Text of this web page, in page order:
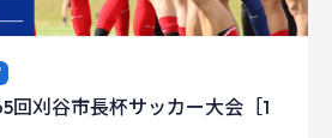
回刈谷市長杯サッカー大会［1